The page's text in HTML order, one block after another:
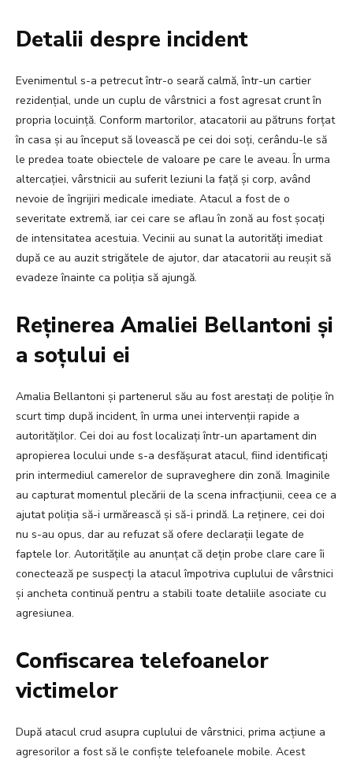
Detalii despre incident
Evenimentul s-a petrecut într-o seară calmă, într-un cartier
rezidențial, unde un cuplu de vârstnici a fost agresat crunt în
propria locuință. Conform martorilor, atacatorii au pătruns forțat
în casa și au început să lovească pe cei doi soți, cerându-le să
le predea toate obiectele de valoare pe care le aveau. În urma
altercației, vârstnicii au suferit leziuni la față și corp, având
nevoie de îngrijiri medicale imediate. Atacul a fost de o
severitate extremă, iar cei care se aflau în zonă au fost șocați
de intensitatea acestuia. Vecinii au sunat la autorități imediat
după ce au auzit strigătele de ajutor, dar atacatorii au reușit să
evadeze înainte ca poliția să ajungă.
Reținerea Amaliei Bellantoni și
a soțului ei
Amalia Bellantoni și partenerul său au fost arestați de poliție în
scurt timp după incident, în urma unei intervenții rapide a
autorităților. Cei doi au fost localizați într-un apartament din
apropierea locului unde s-a desfășurat atacul, fiind identificați
prin intermediul camerelor de supraveghere din zonă. Imaginile
au capturat momentul plecării de la scena infracțiunii, ceea ce a
ajutat poliția să-i urmărească și să-i prindă. La reținere, cei doi
nu s-au opus, dar au refuzat să ofere declarații legate de
faptele lor. Autoritățile au anunțat că dețin probe clare care îi
conectează pe suspecți la atacul împotriva cuplului de vârstnici
și ancheta continuă pentru a stabili toate detaliile asociate cu
agresiunea.
Confiscarea telefoanelor
victimelor
După atacul crud asupra cuplului de vârstnici, prima acțiune a
agresorilor a fost să le confişte telefoanele mobile. Acest